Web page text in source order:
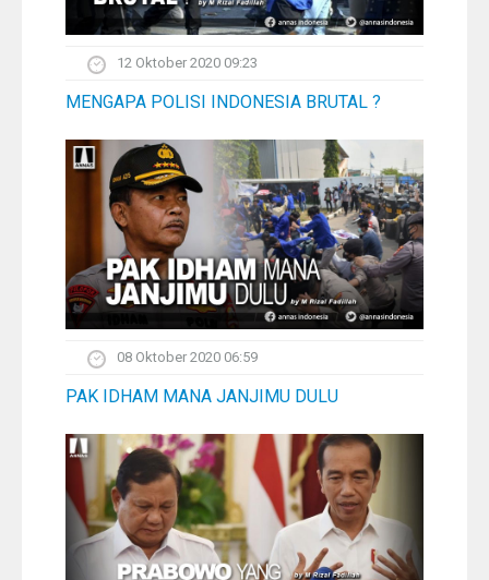
12 Oktober 2020 09:23
MENGAPA POLISI INDONESIA BRUTAL ?
08 Oktober 2020 06:59
PAK IDHAM MANA JANJIMU DULU